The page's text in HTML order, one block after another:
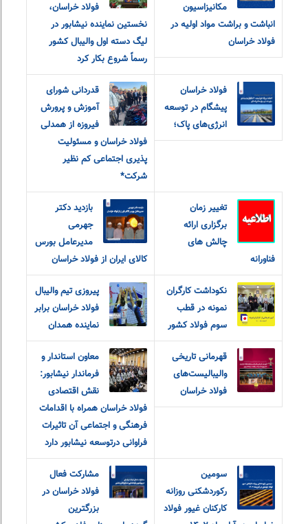
مکانیزاسیون
انباشت و براشت مواد اولیه در
فولاد خراسان
فولاد خراسان،
نخستین نماینده نیشابور در
لیگ دسته اول والیبال کشور
رسماً شروع بکار کرد
فولاد خراسان
پیشگام در توسعه
انرژی‌های پاک؛
قدردانی شورای
آموزش و‌ پرورش
فیروزه از همدلی
فولاد خراسان و مسئولیت
پذیری اجتماعی کم نظیر
شرکت*
تغییر زمان
برگزاری ارائه
چالش های
فناورانه
بازدید دکتر
جهرمی
مدیرعامل بورس
کالای ایران از فولاد خراسان
نکوداشت کارگران
نمونه در قطب
سوم فولاد کشور
پیروزی تیم والیبال
فولاد خراسان برابر
نماینده همدان
قهرمانی تاریخی
والیبالیست‌های
فولاد خراسان
معاون استاندار و
فرماندار نیشابور:
نقش اقتصادی
فولاد خراسان همراه با اقدامات
فرهنگی و اجتماعی آن تاثیرات
فراوانی درتوسعه نیشابور دارد
سومین
رکوردشکنی روزانه
کارکنان غیور فولاد
مشارکت فعال
فولاد خراسان در
بزرگترین